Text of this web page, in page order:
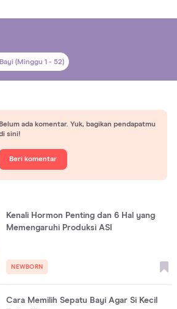
(Minggu 1 - 52)
Belum ada komentar. Yuk, bagikan pendapatmu
sini!
Beri komentar
Kenali Hormon Penting dan 6 Hal yang
Memengaruhi Produksi ASI
NEWBORN
Cara Memilih Sepatu Bayi Agar Si Kecil